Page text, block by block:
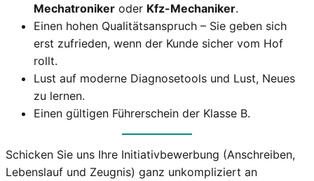
Mechatroniker oder Kfz-Mechaniker.
Einen hohen Qualitätsanspruch – Sie geben sich
erst zufrieden, wenn der Kunde sicher vom Hof
rollt.
Lust auf moderne Diagnosetools und Lust, Neues
zu lernen.
Einen gültigen Führerschein der Klasse B.
Schicken Sie uns Ihre Initiativbewerbung (Anschreiben,
Lebenslauf und Zeugnis) ganz unkompliziert an